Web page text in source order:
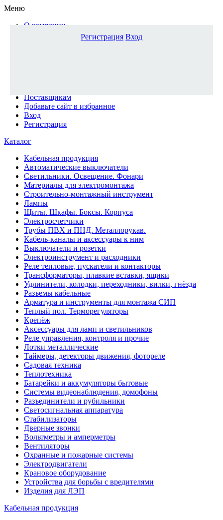
Меню
О компании
Доставка и оплата
Поставщикам
Добавьте сайт в избранное
Вход
Регистрация
Каталог
Кабельная продукция
Автоматические выключатели
Светильники. Освещение. Фонари
Материалы для электромонтажа
Строительно-монтажный инструмент
Лампы
Щиты. Шкафы. Боксы. Корпуса
Электросчетчики
Трубы ПВХ и ПНД. Металлорукав.
Кабель-каналы и аксессуары к ним
Выключатели и розетки
Электроинструмент и расходники
Реле тепловые, пускатели и контакторы
Трансформаторы, плавкие вставки, ящики
Удлинители, колодки, переходники, вилки, гнёзда
Разъемы кабельные
Арматура и инструменты для монтажа СИП
Теплый пол. Терморегуляторы
Крепёж
Аксессуары для ламп и светильников
Реле управления, контроля и прочие
Лотки металлические
Таймеры, детекторы движения, фотореле
Садовая техника
Теплотехника
Батарейки и аккумуляторы бытовые
Системы видеонаблюдения, домофоны
Разъединители и рубильники
Светосигнальная аппаратура
Стабилизаторы
Дверные звонки
Вольтметры и амперметры
Вентиляторы
Охранные и пожарные системы
Электродвигатели
Крановое оборудование
Устройства для борьбы с вредителями
Изделия для ЛЭП
Кабельная продукция
Регистрация Вход